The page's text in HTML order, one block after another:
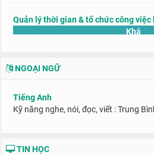
Quản lý thời gian & tổ chức công việc
Khá
NGOẠI NGỮ
Tiếng Anh
Kỹ năng nghe, nói, đọc, viết : Trung
TIN HỌC